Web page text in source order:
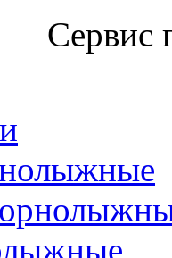
Сервис